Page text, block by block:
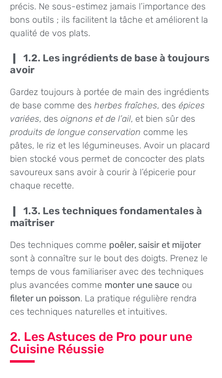
précis. Ne sous-estimez jamais l’importance des
bons outils ; ils facilitent la tâche et améliorent la
qualité de vos plats.
1.2. Les ingrédients de base à toujours
avoir
Gardez toujours à portée de main des ingrédients
de base comme des herbes fraîches, des épices
variées, des oignons et de l’ail, et bien sûr des
produits de longue conservation comme les
pâtes, le riz et les légumineuses. Avoir un placard
bien stocké vous permet de concocter des plats
savoureux sans avoir à courir à l’épicerie pour
chaque recette.
1.3. Les techniques fondamentales à
maîtriser
Des techniques comme poêler, saisir et mijoter
sont à connaître sur le bout des doigts. Prenez le
temps de vous familiariser avec des techniques
plus avancées comme monter une sauce ou
fileter un poisson. La pratique régulière rendra
ces techniques naturelles et intuitives.
2. Les Astuces de Pro pour une
Cuisine Réussie